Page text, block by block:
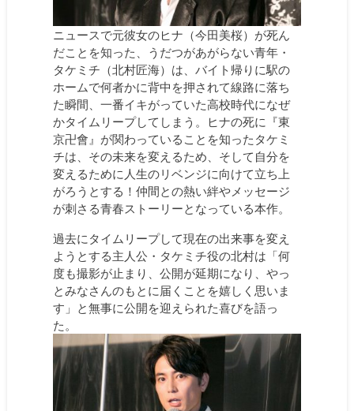
ニュースで元彼女のヒナ（今田美桜）が死ん
だことを知った、うだつがあがらない青年・
タケミチ（北村匠海）は、バイト帰りに駅の
ホームで何者かに背中を押されて線路に落ち
た瞬間、一番イキがっていた高校時代になぜ
かタイムリープしてしまう。ヒナの死に『東
京卍會』が関わっていることを知ったタケミ
チは、その未来を変えるため、そして自分を
変えるために人生のリベンジに向けて立ち上
がろうとする！仲間との熱い絆やメッセージ
が刺さる青春ストーリーとなっている本作。
過去にタイムリープして現在の出来事を変え
ようとする主人公・タケミチ役の北村は「何
度も撮影が止まり、公開が延期になり、やっ
とみなさんのもとに届くことを嬉しく思いま
す」と無事に公開を迎えられた喜びを語っ
た。